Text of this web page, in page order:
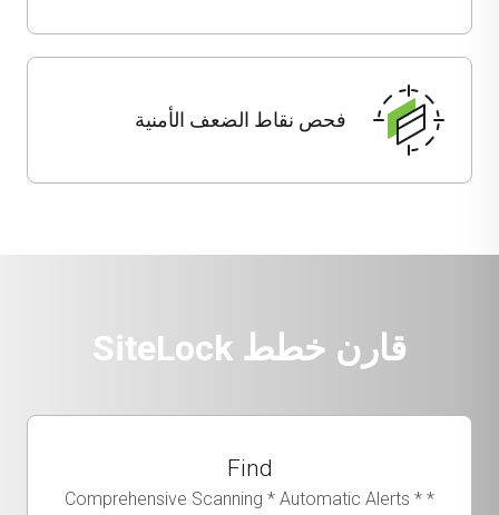
فحص نقاط الضعف الأمنية
قارن خطط SiteLock
Find
* Comprehensive Scanning * Automatic Alerts *